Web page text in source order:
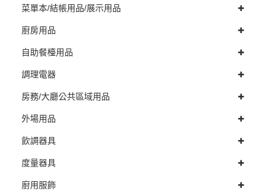
菜單本/結帳用品/展示用品
廚房用品
自助餐檯用品
調理電器
房務/大廳公共區域用品
外場用品
飲調器具
度量器具
廚用服飾